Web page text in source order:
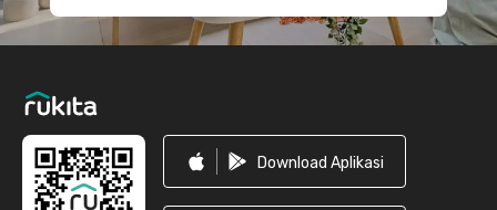
Download Aplikasi